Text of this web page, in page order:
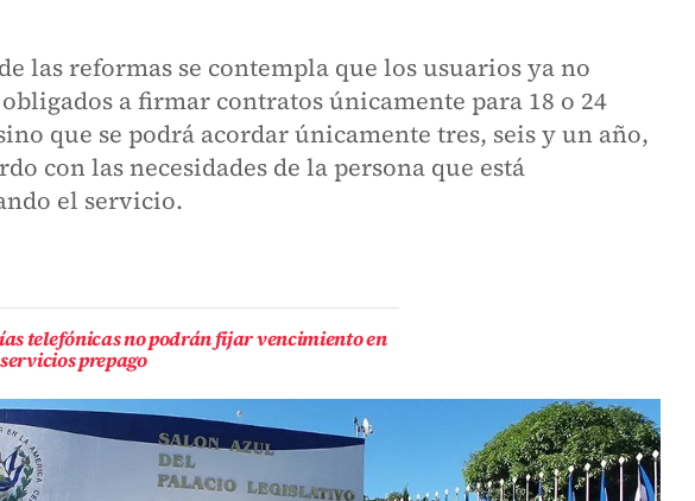
las reformas se contempla que los usuarios ya no
a firmar contratos únicamente para 18 o 24
que se podrá acordar únicamente tres, seis y un año,
con las necesidades de la persona que está
el servicio.
telefónicas no podrán fijar vencimiento en
prepago